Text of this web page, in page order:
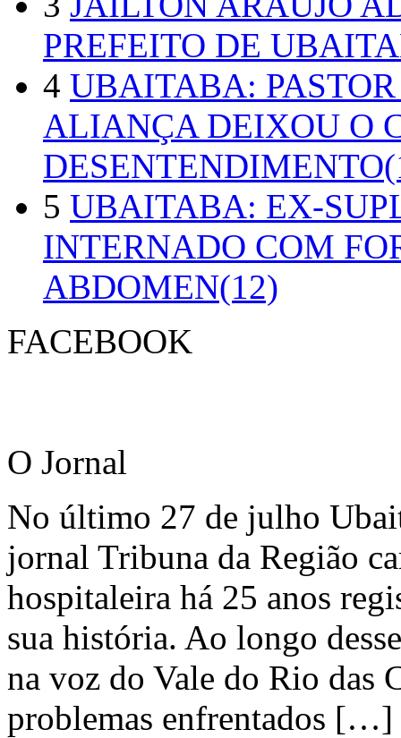
PREFEITO DE
4 UBAITABA:
ALIANÇA DEIXOU O
5 UBAITABA: EX-
INTERNADO COM
ABDOMEN(12)
FACEBOOK
O Jornal
No último 27 de julho
jornal Tribuna da Região
hospitaleira há 25 anos
sua história. Ao longo
na voz do Vale do Rio das
problemas enfrentados […]